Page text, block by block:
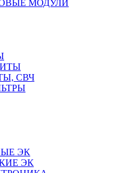
МОДУЛИ
СВЧ
ЭК
ЭК